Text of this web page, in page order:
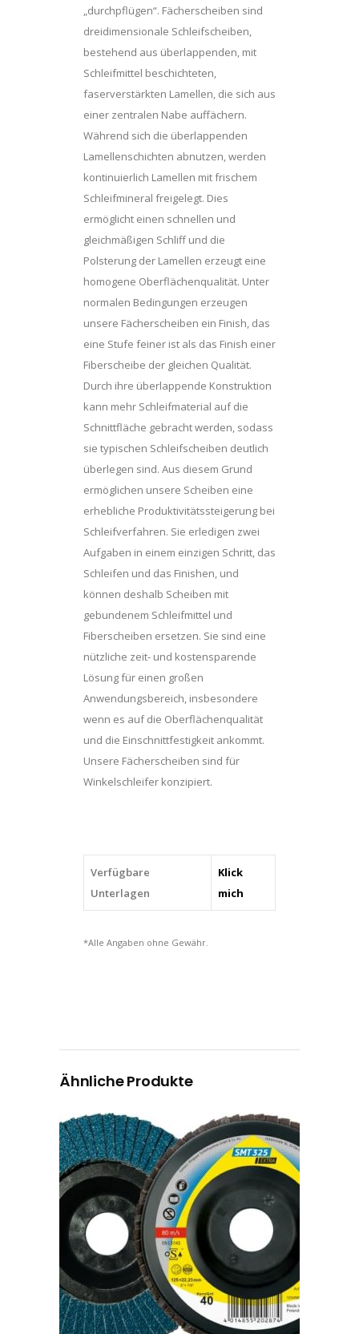
„durchpflügen“. Fächerscheiben sind
dreidimensionale Schleifscheiben,
bestehend aus überlappenden, mit
Schleifmittel beschichteten,
faserverstärkten Lamellen, die sich aus
einer zentralen Nabe auffächern.
Während sich die überlappenden
Lamellenschichten abnutzen, werden
kontinuierlich Lamellen mit frischem
Schleifmineral freigelegt. Dies
ermöglicht einen schnellen und
gleichmäßigen Schliff und die
Polsterung der Lamellen erzeugt eine
homogene Oberflächenqualität. Unter
normalen Bedingungen erzeugen
unsere Fächerscheiben ein Finish, das
eine Stufe feiner ist als das Finish einer
Fiberscheibe der gleichen Qualität.
Durch ihre überlappende Konstruktion
kann mehr Schleifmaterial auf die
Schnittfläche gebracht werden, sodass
sie typischen Schleifscheiben deutlich
überlegen sind. Aus diesem Grund
ermöglichen unsere Scheiben eine
erhebliche Produktivitätssteigerung bei
Schleifverfahren. Sie erledigen zwei
Aufgaben in einem einzigen Schritt, das
Schleifen und das Finishen, und
können deshalb Scheiben mit
gebundenem Schleifmittel und
Fiberscheiben ersetzen. Sie sind eine
nützliche zeit- und kostensparende
Lösung für einen großen
Anwendungsbereich, insbesondere
wenn es auf die Oberflächenqualität
und die Einschnittfestigkeit ankommt.
Unsere Fächerscheiben sind für
Winkelschleifer konzipiert.
Verfügbare
Unterlagen
Klick
mich
*Alle Angaben ohne Gewähr.
Ähnliche Produkte